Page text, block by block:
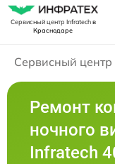
Сервисный центр Infratechв
Краснодаре
Сервисный
Ремонт
ночного
Infratech